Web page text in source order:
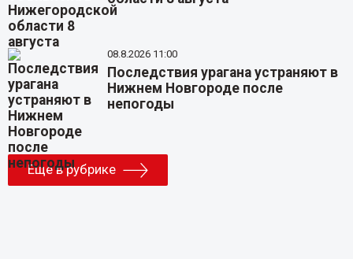
08.8.2026 11:00
Последствия урагана устраняют в
Нижнем Новгороде после
непогоды
Еще в рубрике